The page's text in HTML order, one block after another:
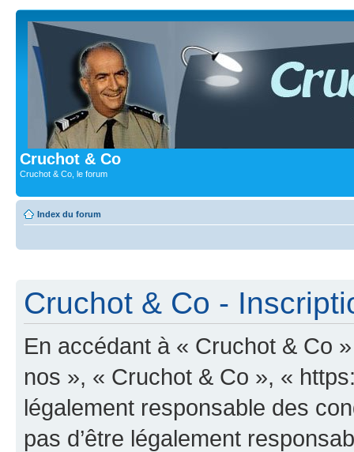
Cruchot & Co
Cruchot & Co, le forum
Index du forum
Cruchot & Co -
En accédant à « Cruchot & Co
nos », « Cruchot & Co », «
légalement responsable des
pas d’être légalement